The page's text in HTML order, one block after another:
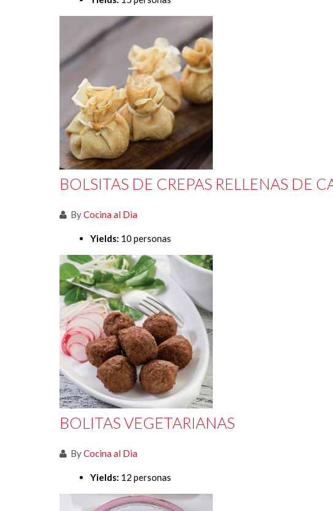
BOLSITAS DE CREPAS RELLENAS DE
ByCocina al Dia
Yields: 10 personas
BOLITAS VEGETARIANAS
ByCocina al Dia
Yields: 12 personas